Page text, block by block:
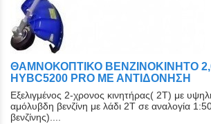
ΘΑΜΝΟΚΟΠΤΙΚΟ ΒΕΝΖΙΝΟΚΙΝΗΤΟ
HYBC5200 PRO ΜΕ ΑΝΤΙΔΟΝΗΣΗ
Εξελιγμένος 2-χρονος κινητήρας( 2Τ) με
αμόλυβδη βενζίνη με λάδι 2Τ σε αναλογία
βενζίνης)....